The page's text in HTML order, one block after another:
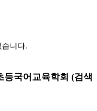
습니다.
등국어교육학회 (검색